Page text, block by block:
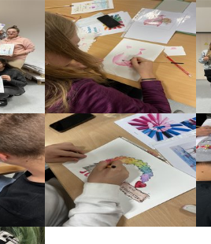
Show larger version
Show larger version